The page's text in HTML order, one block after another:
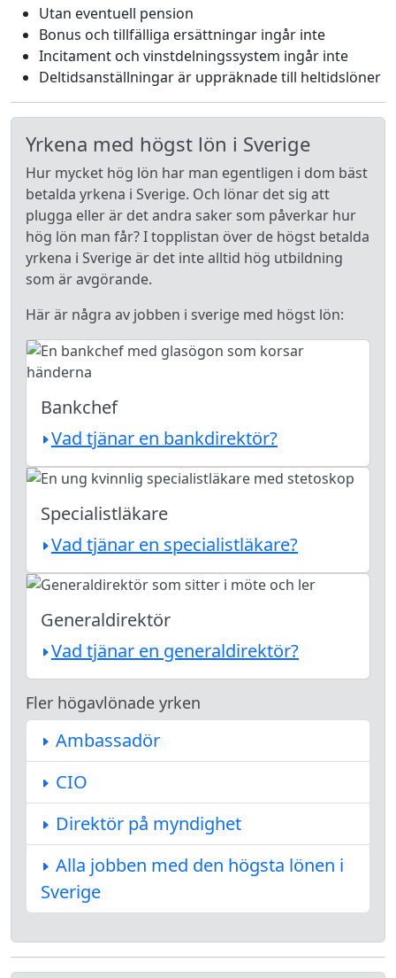
Utan eventuell pension
Bonus och tillfälliga ersättningar ingår inte
Incitament och vinstdelningssystem ingår inte
Deltidsanställningar är uppräknade till heltidslöner
Yrkena med högst lön i Sverige
Hur mycket hög lön har man egentligen i dom bäst
betalda yrkena i Sverige. Och lönar det sig att
plugga eller är det andra saker som påverkar hur
hög lön man får? I topplistan över de högst betalda
yrkena i Sverige är det inte alltid hög utbildning
som är avgörande.
Här är några av jobben i sverige med högst lön:
Bankchef
Vad tjänar en bankdirektör?
Specialistläkare
Vad tjänar en specialistläkare?
Generaldirektör
Vad tjänar en generaldirektör?
Fler högavlönade yrken
Ambassadör
CIO
Direktör på myndighet
Alla jobben med den högsta lönen i
Sverige